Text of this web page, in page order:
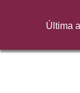
Última